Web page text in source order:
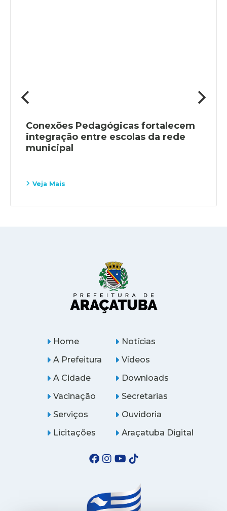
Conexões Pedagógicas fortalecem
integração entre escolas da rede
municipal
Veja Mais
Home
A Prefeitura
A Cidade
Notícias
Vídeos
Downloads
Vacinação
Serviços
Licitações
Secretarias
Ouvidoria
Araçatuba Digital